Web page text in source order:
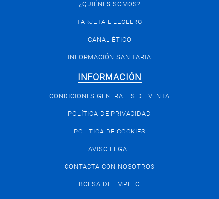
¿QUIÉNES SOMOS?
TARJETA E.LECLERC
CANAL ÉTICO
INFORMACIÓN SANITARIA
INFORMACIÓN
CONDICIONES GENERALES DE VENTA
POLÍTICA DE PRIVACIDAD
POLÍTICA DE COOKIES
AVISO LEGAL
CONTACTA CON NOSOTROS
BOLSA DE EMPLEO